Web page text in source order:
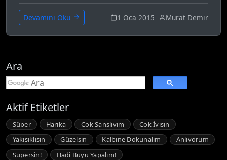
Devamını Oku 1 Oca 2015 Murat Demir
Ara
Aktif Etiketler
Süper Harika Çok Şanslıyım
Çok İyisin
Yakışıklısın
Güzelsin Kalbine Dokunalım
Anlıyorum
Süpersin!
Hadi Büyü Yapalım!